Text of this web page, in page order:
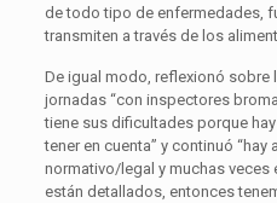
de todo tipo de enfermedades,
transmiten a través de los
De igual modo, reflexionó sobre
jornadas “con inspectores
tiene sus dificultades porque
tener en cuenta” y continuó “hay
normativo/legal y muchas
están detallados, entonces